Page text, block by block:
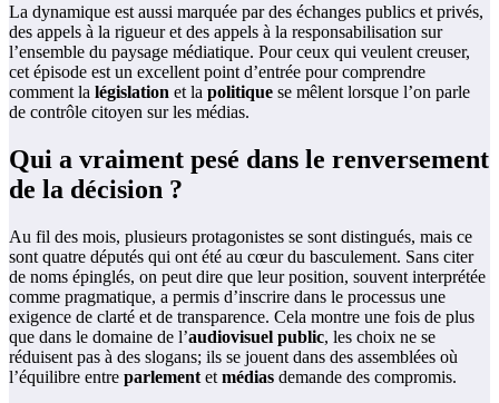
La dynamique est aussi marquée par des échanges publics et privés,
des appels à la rigueur et des appels à la responsabilisation sur
l’ensemble du paysage médiatique. Pour ceux qui veulent creuser,
cet épisode est un excellent point d’entrée pour comprendre
comment la législation et la politique se mêlent lorsque l’on parle
de contrôle citoyen sur les médias.
Qui a vraiment pesé dans le renversement
de la décision ?
Au fil des mois, plusieurs protagonistes se sont distingués, mais ce
sont quatre députés qui ont été au cœur du basculement. Sans citer
de noms épinglés, on peut dire que leur position, souvent interprétée
comme pragmatique, a permis d’inscrire dans le processus une
exigence de clarté et de transparence. Cela montre une fois de plus
que dans le domaine de l’audiovisuel public, les choix ne se
réduisent pas à des slogans; ils se jouent dans des assemblées où
l’équilibre entre parlement et médias demande des compromis.